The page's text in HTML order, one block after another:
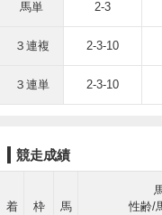
馬単 2-3
３連複 2-3-10
３連単 2-3-10
競走成績
着
枠
馬
性齢/